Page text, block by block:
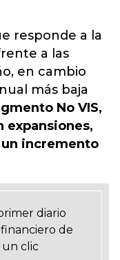
responde a la
a las
en cambio
más baja
No VIS,
expansiones,
incremento
diario
de
un clic